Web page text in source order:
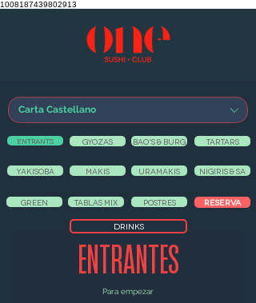
1008187439802913
Carta Castellano
Carta Castellano
ENTRANTES
Para empezar
ENTRANTS BAO'S & BURG TARTARS
GYOZAS
YAKISOBA MAKIS URAMAKIS NIGIRIS & SA
GREEN TABLAS MIX POSTRES RESERVA
DRINKS